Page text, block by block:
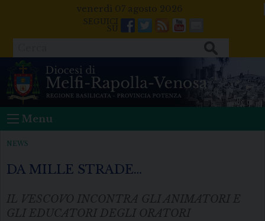
venerdì 07 agosto 2026
Facebook
Twitter
FeedsYoutube
Mail
Menu
NEWS
DA MILLE STRADE…
IL VESCOVO INCONTRA GLI ANIMATORI E
GLI EDUCATORI DEGLI ORATORI